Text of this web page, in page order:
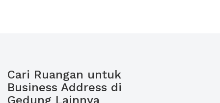
Cari Ruangan untuk
Business Address di
Gedung Lainnya